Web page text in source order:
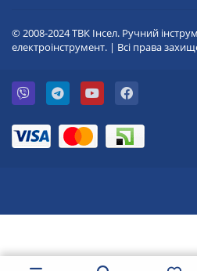
© 2008-2024 ТВК Інсел. Ручний
електроінструмент. | Всі права